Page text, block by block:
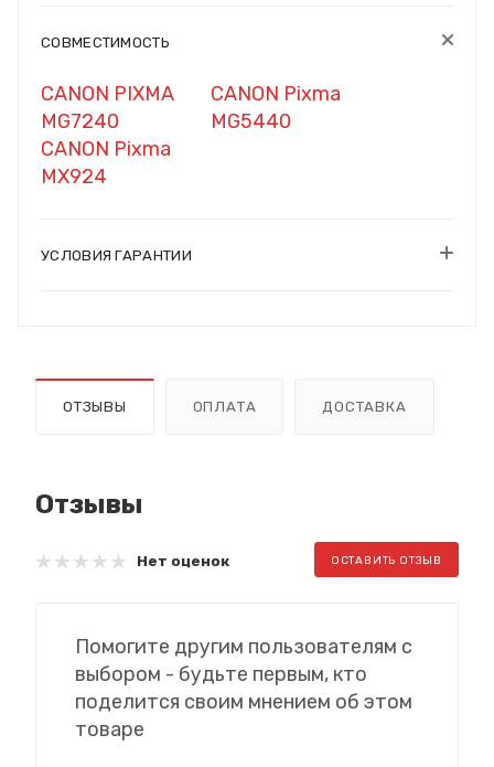
СОВМЕСТИМОСТЬ
CANON PIXMA
MG7240
CANON Pixma
MG5440
CANON Pixma
MX924
УСЛОВИЯ ГАРАНТИИ
ОТЗЫВЫ ОПЛАТА ДОСТАВКА
Отзывы
Нет оценок ОСТАВИТЬ ОТЗЫВ
Помогите другим пользователям с
выбором - будьте первым, кто
поделится своим мнением об этом
товаре